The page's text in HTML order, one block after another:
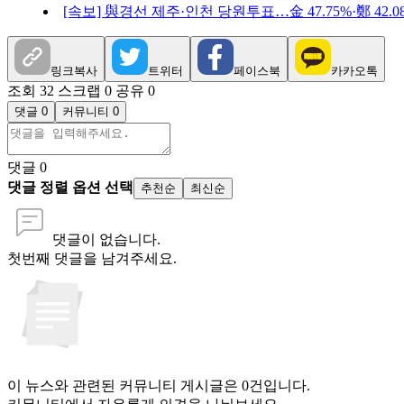
[속보] 與경선 제주·인천 당원투표…金 47.75%·鄭
링크복사 트위터 페이스북 카카오톡
조회 32 스크랩 0 공유 0
댓글 0 커뮤니티 0
댓글 0
댓글 정렬 옵션 선택
추천순 최신순
댓글이 없습니다.
첫번째 댓글을 남겨주세요.
이 뉴스와 관련된 커뮤니티 게시글은 0건입니다.